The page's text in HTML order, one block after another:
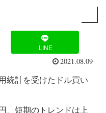
LINE
2021.08.09
統計を受けたドル買い
、短期のトレンドは上